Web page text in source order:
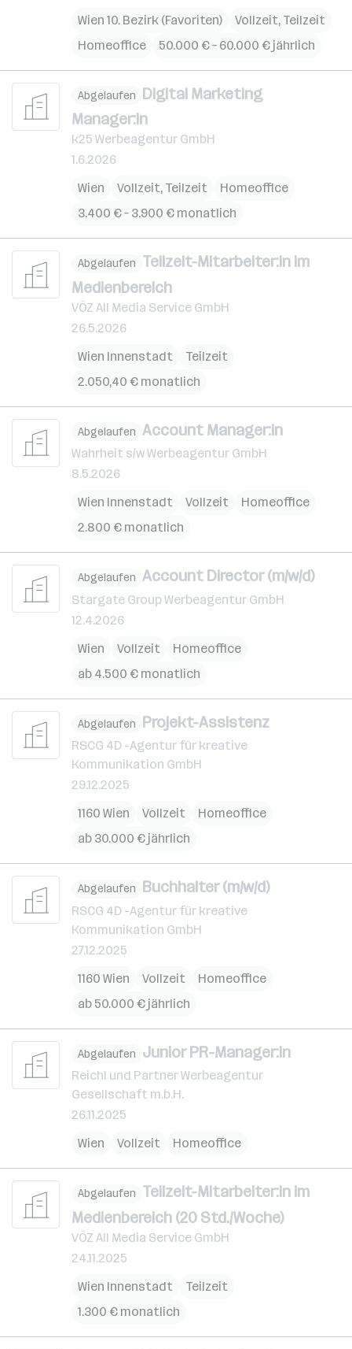
Wien 10. Bezirk (Favoriten)
Vollzeit, Teilzeit
Homeoffice
50.000 € – 60.000 € jährlich
Abgelaufen Digital Marketing
Manager:in
k25 Werbeagentur GmbH
1.6.2026
Wien
Vollzeit, Teilzeit
Homeoffice
3.400 € – 3.900 € monatlich
Abgelaufen Teilzeit-Mitarbeiter:in im
Medienbereich
VÖZ All Media Service GmbH
26.5.2026
Wien Innenstadt
Teilzeit
2.050,40 € monatlich
Abgelaufen Account Manager:in
Wahrheit s/w Werbeagentur GmbH
8.5.2026
Wien Innenstadt
Vollzeit
Homeoffice
2.800 € monatlich
Abgelaufen Account Director (m/w/d)
Stargate Group Werbeagentur GmbH
12.4.2026
Wien
Vollzeit
Homeoffice
ab 4.500 € monatlich
Abgelaufen Projekt-Assistenz
RSCG 4D -Agentur für kreative
Kommunikation GmbH
29.12.2025
1160 Wien
Vollzeit
Homeoffice
ab 30.000 € jährlich
Abgelaufen Buchhalter (m/w/d)
RSCG 4D -Agentur für kreative
Kommunikation GmbH
27.12.2025
1160 Wien
Vollzeit
Homeoffice
ab 50.000 € jährlich
Abgelaufen Junior PR-Manager:in
Reichl und Partner Werbeagentur
Gesellschaft m.b.H.
26.11.2025
Wien
Vollzeit Homeoffice
Abgelaufen Teilzeit-Mitarbeiter:in im
Medienbereich (20 Std./Woche)
VÖZ All Media Service GmbH
24.11.2025
Wien Innenstadt
Teilzeit
1.300 € monatlich